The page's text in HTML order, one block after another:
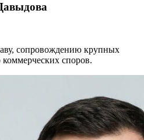
сопровождению крупных
споров.